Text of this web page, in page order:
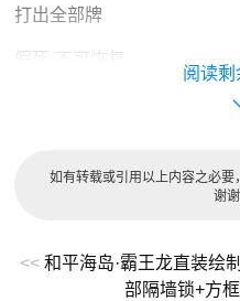
打出全部牌
假死-不可恢复
如有转载或引用以上内容之必要
谢谢
<< 和平海岛·霸王龙直装绘
部隔墙锁+方